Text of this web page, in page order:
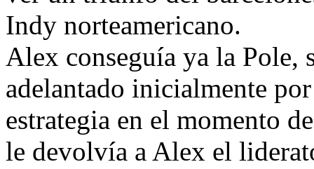
Indy norteamericano.
Alex conseguía ya la Pole,
adelantado inicialmente
estrategia en el momento
le devolvía a Alex el